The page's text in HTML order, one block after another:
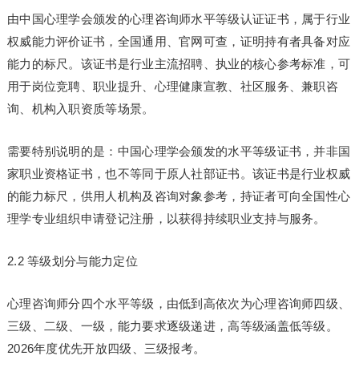
由中国心理学会颁发的心理咨询师水平等级认证证书，属于行业
权威能力评价证书，全国通用、官网可查，证明持有者具备对应
能力的标尺。该证书是行业主流招聘、执业的核心参考标准，可
用于岗位竞聘、职业提升、心理健康宣教、社区服务、兼职咨
询、机构入职资质等场景。
需要特别说明的是：中国心理学会颁发的水平等级证书，并非国
家职业资格证书，也不等同于原人社部证书。该证书是行业权威
的能力标尺，供用人机构及咨询对象参考，持证者可向全国性心
理学专业组织申请登记注册，以获得持续职业支持与服务。
2.2 等级划分与能力定位
心理咨询师分四个水平等级，由低到高依次为心理咨询师四级、
三级、二级、一级，能力要求逐级递进，高等级涵盖低等级。
2026年度优先开放四级、三级报考。